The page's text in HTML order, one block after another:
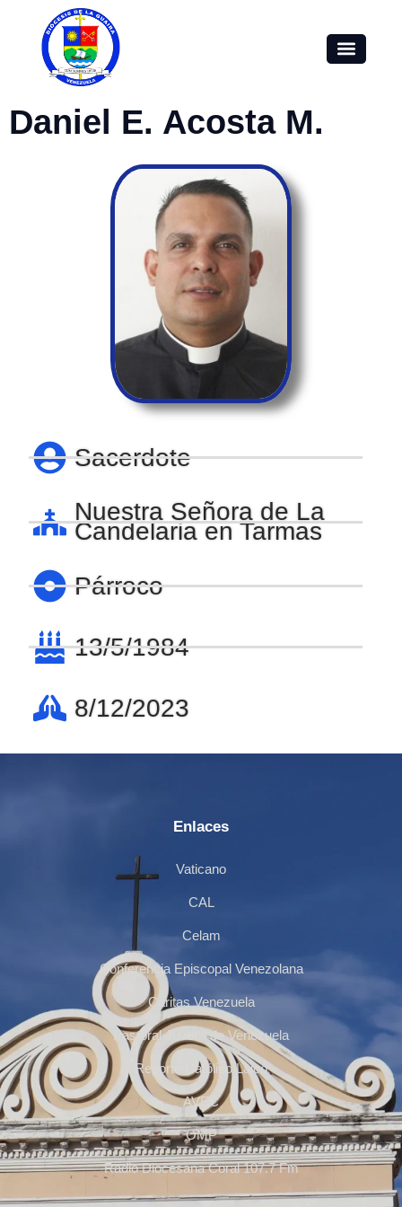
Daniel E. Acosta M.
Sacerdote
Nuestra Señora de La
Candelaria en Tarmas
Párroco
13/5/1984
8/12/2023
Enlaces
Vaticano
CAL
Celam
Conferencia Episcopal Venezolana
Cáritas Venezuela
Pastoral Juvenil de Venezuela
Reporte Católico Laico
AVEC
OMP
Radio Diocesana Coral 107.7 Fm